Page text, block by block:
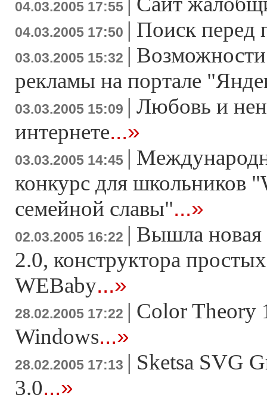
04.03.2005 17:55
04.03.2005 17:50 | Поиск перед
03.03.2005 15:32 | Возможности
рекламы на портале
03.03.2005 15:09 | Любовь и
интернете...»
03.03.2005 14:45 |
конкурс для школьников
семейной славы"...»
02.03.2005 16:22 | Вышла новая
2.0, конструктора
WEBaby...»
28.02.2005 17:22 | Color Theory
Windows...»
28.02.2005 17:13 | Sketsa SVG
3.0...»